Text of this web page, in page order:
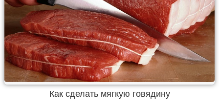
Как сделать мягкую говядину